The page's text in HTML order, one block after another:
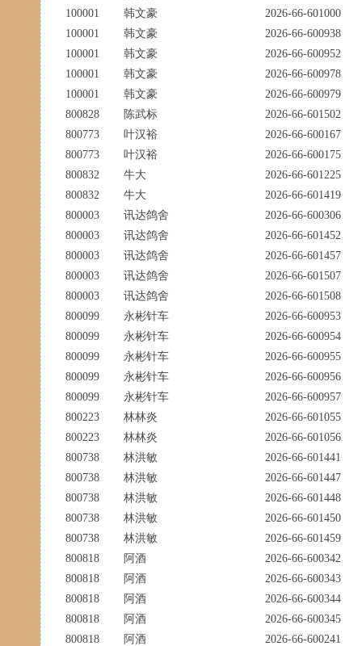
100001
韩文豪
2026-66-601000
100001
韩文豪
2026-66-600938
100001
韩文豪
2026-66-600952
100001
韩文豪
2026-66-600978
100001
韩文豪
2026-66-600979
800828
陈武标
2026-66-601502
800773
叶汉裕
2026-66-600167
800773
叶汉裕
2026-66-600175
800832
牛大
2026-66-601225
800832
牛大
2026-66-601419
800003
讯达鸽舍
2026-66-600306
800003
讯达鸽舍
2026-66-601452
800003
讯达鸽舍
2026-66-601457
800003
讯达鸽舍
2026-66-601507
800003
讯达鸽舍
2026-66-601508
800099
永彬针车
2026-66-600953
800099
永彬针车
2026-66-600954
800099
永彬针车
2026-66-600955
800099
永彬针车
2026-66-600956
800099
永彬针车
2026-66-600957
800223
林林炎
2026-66-601055
800223
林林炎
2026-66-601056
800738
林洪敏
2026-66-601441
800738
林洪敏
2026-66-601447
800738
林洪敏
2026-66-601448
800738
林洪敏
2026-66-601450
800738
林洪敏
2026-66-601459
800818
阿酒
2026-66-600342
800818
阿酒
2026-66-600343
800818
阿酒
2026-66-600344
800818
阿酒
2026-66-600345
800818
阿酒
2026-66-600241